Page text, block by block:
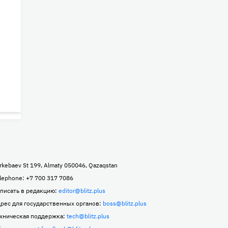
St 199, Almaty 050046, Qazaqstan
+7 700 317 7086
в редакцию: editor@blitz.plus
для государственных органов: boss@blitz.plus
поддержка: tech@blitz.plus